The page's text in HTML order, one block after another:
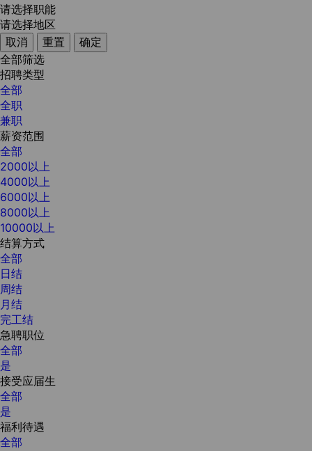
请选择职能
请选择地区
取消
重置
确定
全部筛选
招聘类型
全部
全职
兼职
薪资范围
全部
2000以上
4000以上
6000以上
8000以上
10000以上
结算方式
全部
日结
周结
月结
完工结
急聘职位
全部
是
接受应届生
全部
是
福利待遇
全部